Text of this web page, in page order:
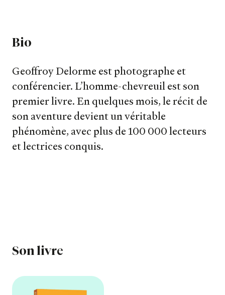
Nos livres
Nos auteurs
Notre newsletter
Notre journal
Bio
Geoffroy Delorme est photographe et
conférencier. L’homme-chevreuil est son
premier livre. En quelques mois, le récit de
son aventure devient un véritable
phénomène, avec plus de 100 000 lecteurs
et lectrices conquis.
Son livre